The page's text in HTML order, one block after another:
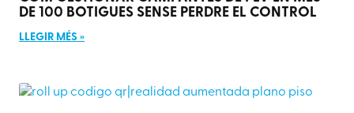
DE 100 BOTIGUES SENSE PERDRE EL CONTROL
LLEGIR MÉS »